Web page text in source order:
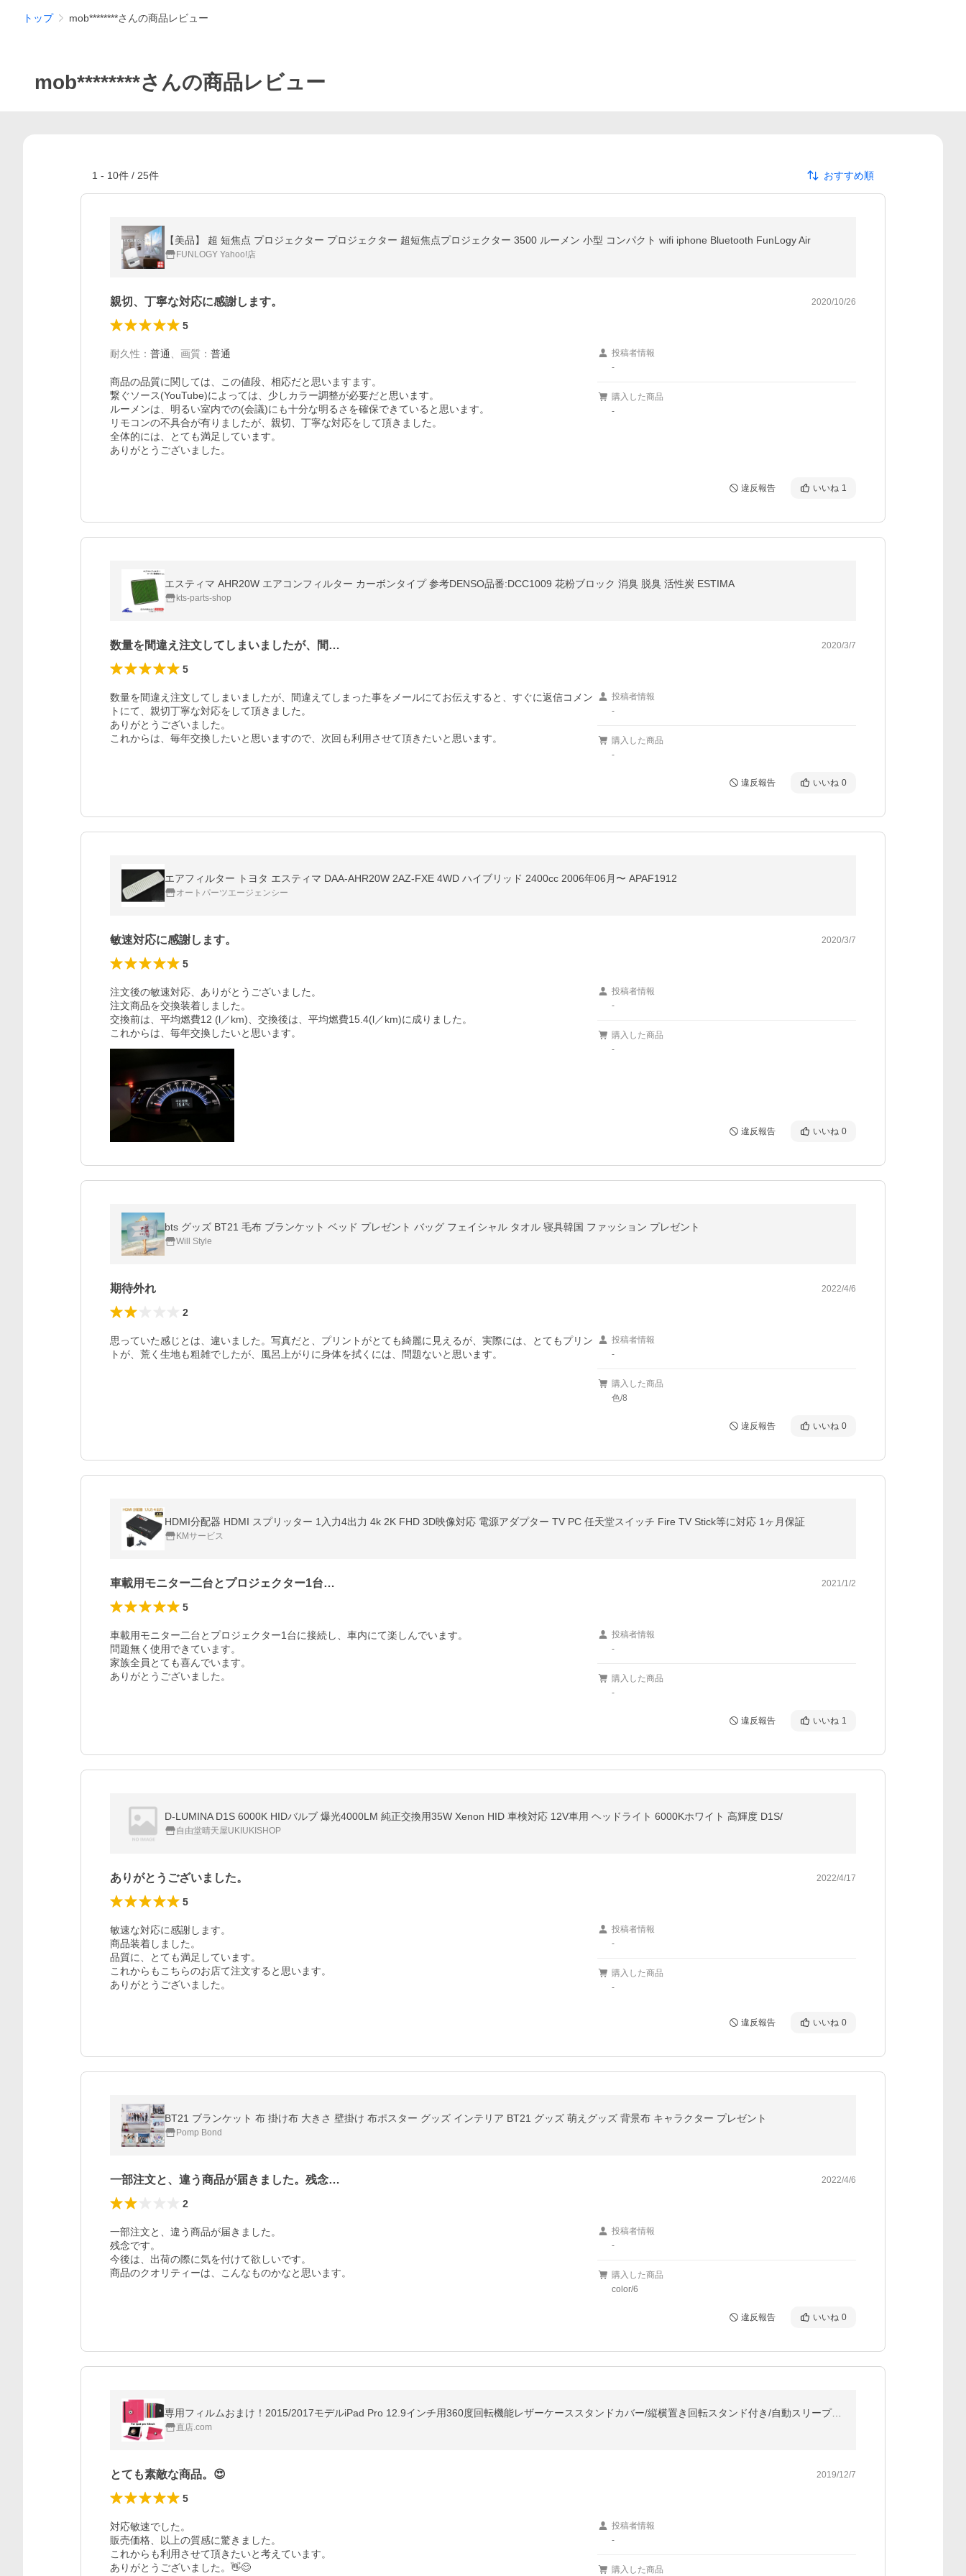
トップ mob********さんの商品レビュー
mob********さんの商品レビュー
1 - 10件 / 25件 おすすめ順
【美品】 超 短焦点 プロジェクター プロジェクター 超短焦点プロジェクター 3500 ルーメン 小型 コンパクト wifi iphone Bluetooth FunLogy Air
FUNLOGY Yahoo!店
親切、丁寧な対応に感謝します。 2020/10/26
5
耐久性 ： 普通 画質 ： 普通
商品の品質に関しては、この値段、相応だと思いますます。
繋ぐソース(YouTube)によっては、少しカラー調整が必要だと思います。
ルーメンは、明るい室内での(会議)にも十分な明るさを確保できていると思います。
リモコンの不具合が有りましたが、親切、丁寧な対応をして頂きました。
全体的には、とても満足しています。
ありがとうございました。
投稿者情報
-
購入した商品
-
違反報告 いいね 1
エスティマ AHR20W エアコンフィルター カーボンタイプ 参考DENSO品番:DCC1009 花粉ブロック 消臭 脱臭 活性炭 ESTIMA
kts-parts-shop
数量を間違え注文してしまいましたが、間… 2020/3/7
5
数量を間違え注文してしまいましたが、間違えてしまった事をメールにてお伝えすると、すぐに返信コメン
トにて、親切丁寧な対応をして頂きました。
ありがとうございました。
これからは、毎年交換したいと思いますので、次回も利用させて頂きたいと思います。
投稿者情報
-
購入した商品
-
違反報告 いいね 0
エアフィルター トヨタ エスティマ DAA-AHR20W 2AZ-FXE 4WD ハイブリッド 2400cc 2006年06月〜 APAF1912
オートパーツエージェンシー
敏速対応に感謝します。 2020/3/7
5
注文後の敏速対応、ありがとうございました。
注文商品を交換装着しました。
交換前は、平均燃費12 (l／km)、交換後は、平均燃費15.4(l／km)に成りました。
これからは、毎年交換したいと思います。
投稿者情報
-
購入した商品
-
違反報告 いいね 0
bts グッズ BT21 毛布 ブランケット ベッド プレゼント バッグ フェイシャル タオル 寝具韓国 ファッション プレゼント
Will Style
期待外れ 2022/4/6
2
思っていた感じとは、違いました。写真だと、プリントがとても綺麗に見えるが、実際には、とてもプリン
トが、荒く生地も粗雑でしたが、風呂上がりに身体を拭くには、問題ないと思います。
投稿者情報
-
購入した商品
色/8
違反報告 いいね 0
HDMI分配器 HDMI スプリッター 1入力4出力 4k 2K FHD 3D映像対応 電源アダプター TV PC 任天堂スイッチ Fire TV Stick等に対応 1ヶ月保証
KMサービス
車載用モニター二台とプロジェクター1台… 2021/1/2
5
車載用モニター二台とプロジェクター1台に接続し、車内にて楽しんでいます。
問題無く使用できています。
家族全員とても喜んでいます。
ありがとうございました。
投稿者情報
-
購入した商品
-
違反報告 いいね 1
D-LUMINA D1S 6000K HIDバルブ 爆光4000LM 純正交換用35W Xenon HID 車検対応 12V車用 ヘッドライト 6000Kホワイト 高輝度 D1S/
自由堂晴天屋UKIUKISHOP
ありがとうございました。 2022/4/17
5
敏速な対応に感謝します。
商品装着しました。
品質に、とても満足しています。
これからもこちらのお店て注文すると思います。
ありがとうございました。
投稿者情報
-
購入した商品
-
違反報告 いいね 0
BT21 ブランケット 布 掛け布 大きさ 壁掛け 布ポスター グッズ インテリア BT21 グッズ 萌えグッズ 背景布 キャラクター プレゼント
Pomp Bond
一部注文と、違う商品が届きました。残念… 2022/4/6
2
一部注文と、違う商品が届きました。
残念です。
今後は、出荷の際に気を付けて欲しいです。
商品のクオリティーは、こんなものかなと思います。
投稿者情報
-
購入した商品
color/6
違反報告 いいね 0
専用フィルムおまけ！2015/2017モデルiPad Pro 12.9インチ用360度回転機能レザーケーススタンドカバー/縦横置き回転スタンド付き/自動スリープ機能第1/第2世代用
直店.com
とても素敵な商品。😍 2019/12/7
5
対応敏速でした。
販売価格、以上の質感に驚きました。
これからも利用させて頂きたいと考えています。
ありがとうございました。👋😊
投稿者情報
-
購入した商品